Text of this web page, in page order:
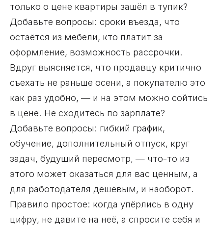
только о цене квартиры зашёл в тупик?
Добавьте вопросы: сроки въезда, что
остаётся из мебели, кто платит за
оформление, возможность рассрочки.
Вдруг выясняется, что продавцу критично
съехать не раньше осени, а покупателю это
как раз удобно, — и на этом можно сойтись
в цене. Не сходитесь по зарплате?
Добавьте вопросы: гибкий график,
обучение, дополнительный отпуск, круг
задач, будущий пересмотр, — что-то из
этого может оказаться для вас ценным, а
для работодателя дешёвым, и наоборот.
Правило простое: когда упёрлись в одну
цифру, не давите на неё, а спросите себя и